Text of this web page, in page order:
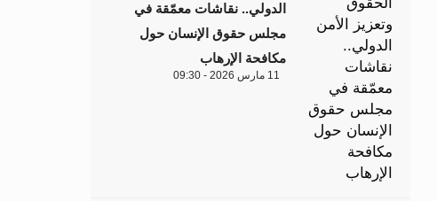
الدولي.. نقاشات معمّقة في
مجلس حقوق الإنسان حول
مكافحة الإرهاب
11 مارس 2026 - 09:30